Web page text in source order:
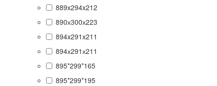
889x294x212
890х300х223
894x291x211
894х291х211
895*299*165
895*299*195